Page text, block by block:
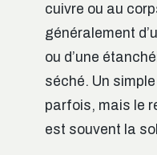
cuivre ou au
généralement
ou d’une
séché. Un
parfois, mais le
est souvent la